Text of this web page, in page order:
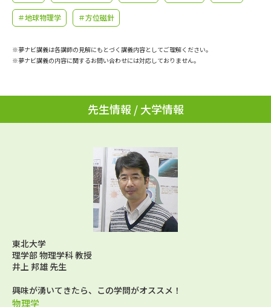
大学で学びたい学問発見
ユーザーサポート
受付内容・発送状況の確認
個人情報取扱規定
特定商取引表記
テレメール進学カタログ
＃地球物理学 ＃方位磁針
※夢ナビ講義は各講師の見解にもとづく講義内容としてご理解ください。
※夢ナビ講義の内容に関するお問い合わせには対応しておりません。
先生情報 / 大学情報
東北大学
理学部 物理学科 教授
井上 邦雄 先生
興味が湧いてきたら、この学問がオススメ！
物理学